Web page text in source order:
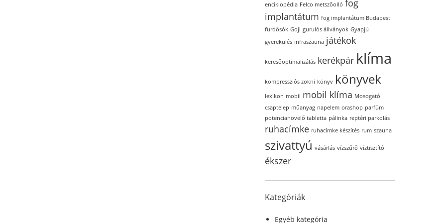
enciklopédia Felco metszőolló fog
implantátum fog implantátum Budapest
fürdősók Goji gurulós állványok Gyapjú
gyerekülés infraszauna játékok
keresőoptimalizálás kerékpár klíma
kompressziós zokni könyv könyvek
lexikon mobil mobil klíma Mosogató
csaptelep műanyag napelem orashop parfüm
potencianövelő tabletta pálinka reptéri parkolás
ruhacímke ruhacímke készítés rum szauna
szivattyú vásárlás vízszűrő víztisztító
ékszer
Kategóriák
Egyéb kategória